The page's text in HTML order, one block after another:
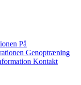
På
Genoptræning
Kontakt